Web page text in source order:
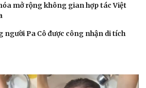
mở rộng không gian hợp tác Việt
người Pa Cô được công nhận di tích